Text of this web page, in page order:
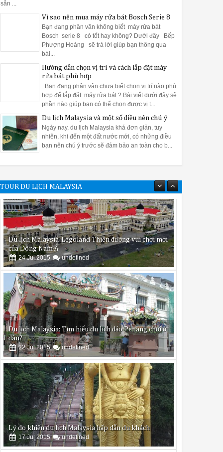
rổ rác ở vị trí thấp nhất nằm phía trong lòng máy. Sau khi
tác dụng hiệu quả vệ sinh máy rửa bát rất tốt. Bạn chỉ cần
không thể quan sát được và khó được làm sạch cũng sẽ được
vệ sinh máy rửa bát Bosch một cách sạch nhất
Để sử dụng một cách hiệu quả nhất thì bạn đừng thể bỏ qua
tránh nơi ẩm ướt, gần nguồn sinh nhiệt.
khi lắp đặt.
sẽ trả lời câu hỏi giúp bạn thông qua bài viết dưới đây.
các chế độ rửa nhanh và rửa đặc biệt (chế độ rửa nửa tải)
bát còn có khả năng diệt khuẩn lên đến 99%, bảo vệ sức khỏe
sắc hoa phủ trùm trên đá.
sẵn ...
Vì sao nên mua máy rửa bát Bosch Serie 8
Bạn đang phân vân không biết máy rửa bát
Bosch serie 8 có tốt hay không? Dưới đây Bếp
Phượng Hoàng sẽ trả lời giúp bạn thông qua
bài...
Hướng dẫn chọn vị trí và cách lắp đặt máy
rửa bát phù hợp
Bạn đang phân vân chưa biết chọn vị trí nào phù
hợp để lắp đặt máy rửa bát ? Bài viết dưới đây sẽ
phần nào giúp bạn có thể chọn được vị t...
Du lịch Malaysia và một số điều nên chú ý
Ngày nay, du lịch Malaysia khá đơn giản, tuy
nhiên, khi đến một đất nước mới, có những điều
bạn nên chú ý trước sẽ đảm bảo an toàn cho b...
TOUR DU LỊCH MALAYSIA
Du lịch Malaysia: Tìm hiểu du lịch đảo Penang chơi ở
đâu?
22 Jul 2015 undefined
Lý do khiến du lịch Malaysia hấp dẫn du khách
17 Jul 2015 undefined
Tour du lịch Malaysia 5 ngày giá rẻ